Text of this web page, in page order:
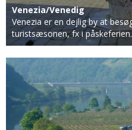
Venezia/Venedig
Venezia er en dejlig by at
turistsæsonen, fx i